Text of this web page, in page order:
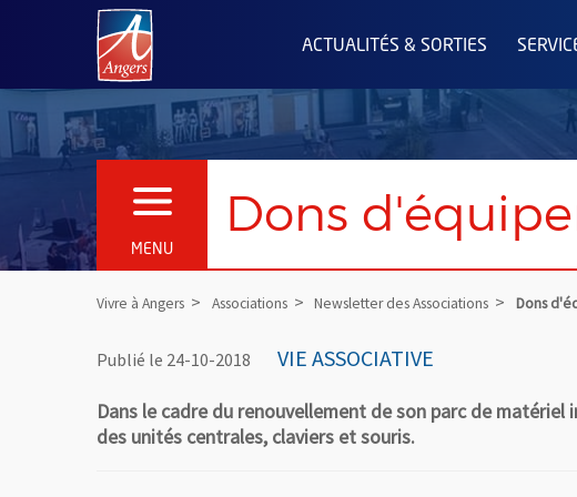
Angers.fr : Retour à l'accueil
ACTUALITÉS & SORTIES
MENU
OUVRIR LE MENU Dons
Vivre à Angers Associations Newsletter des Associations Dons
Publié le 24-10-2018 VIE ASSOCIATIVE
Dans le cadre du renouvellement de son parc de
des unités centrales, claviers et souris.